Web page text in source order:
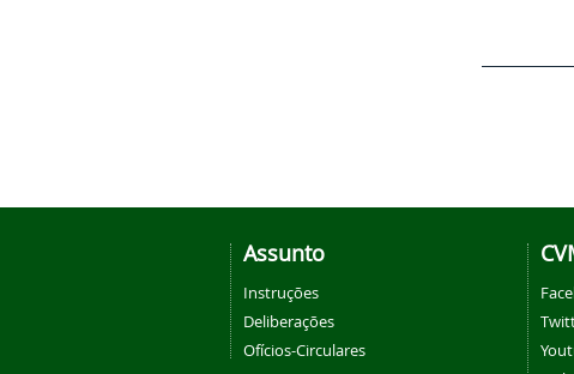
Assunto
Instruções
Deliberações
Ofícios-Circulares